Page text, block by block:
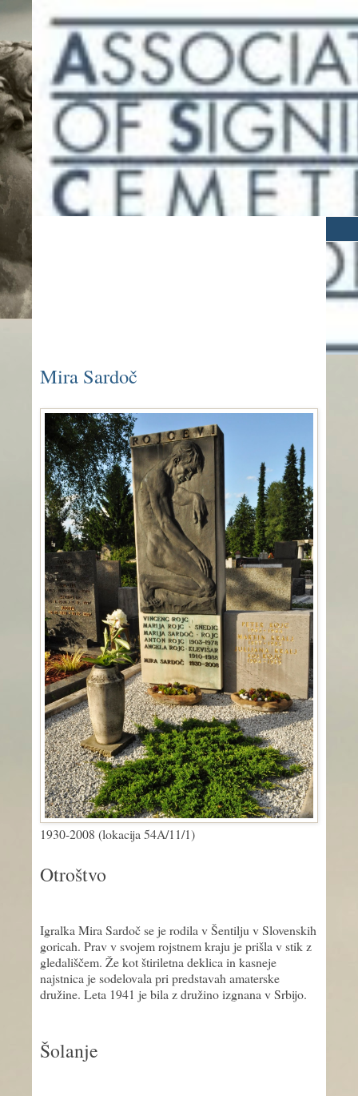
Mira Sardoč
1930-2008 (lokacija 54A/11/1)
Otroštvo
Igralka Mira Sardoč se je rodila v Šentilju v Slovenskih
goricah. Prav v svojem rojstnem kraju je prišla v stik z
gledališčem. Že kot štiriletna deklica in kasneje
najstnica je sodelovala pri predstavah amaterske
družine. Leta 1941 je bila z družino izgnana v Srbijo.
Šolanje